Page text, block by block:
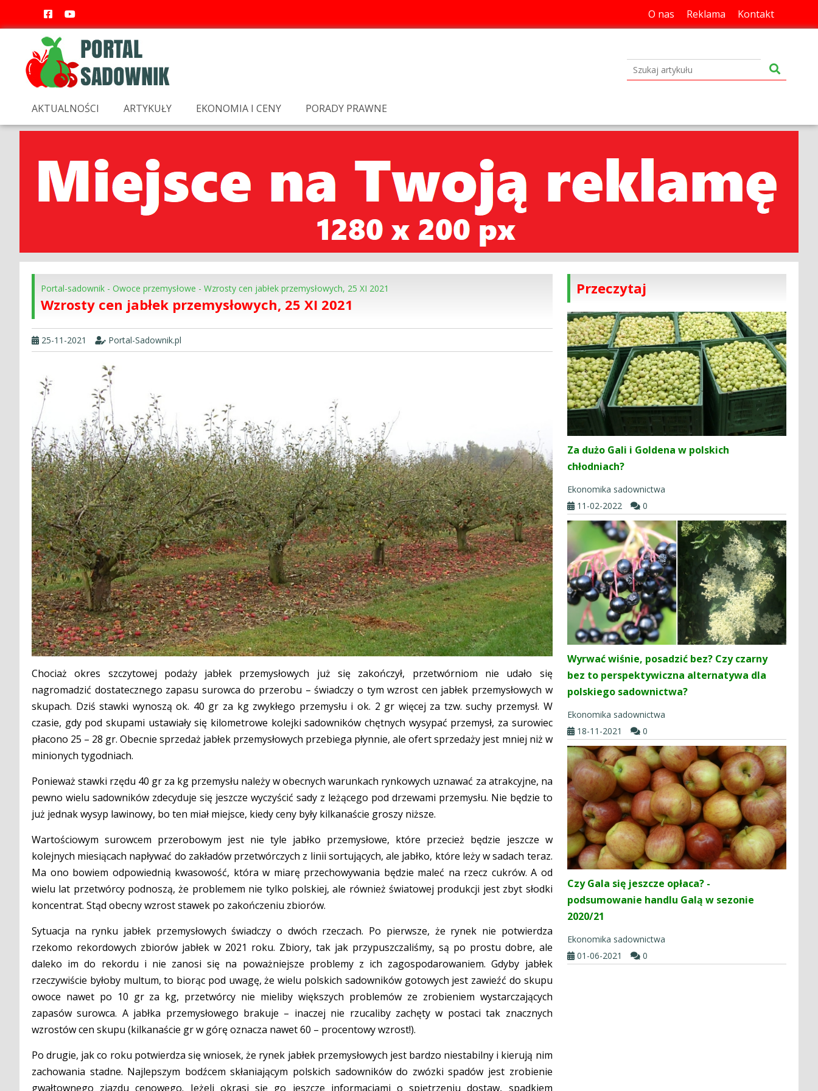
O nas Reklama Kontakt
AKTUALNOŚCI ARTYKUŁY EKONOMIA I CENY PORADY PRAWNE
Portal-sadownik - Owoce przemysłowe - Wzrosty cen jabłek przemysłowych, 25 XI 2021
Wzrosty cen jabłek przemysłowych, 25 XI 2021
25-11-2021 Portal-Sadownik.pl
Chociaż okres szczytowej podaży jabłek przemysłowych już się zakończył, przetwórniom nie udało się
nagromadzić dostatecznego zapasu surowca do przerobu – świadczy o tym wzrost cen jabłek przemysłowych w
skupach. Dziś stawki wynoszą ok. 40 gr za kg zwykłego przemysłu i ok. 2 gr więcej za tzw. suchy przemysł. W
czasie, gdy pod skupami ustawiały się kilometrowe kolejki sadowników chętnych wysypać przemysł, za surowiec
płacono 25 – 28 gr. Obecnie sprzedaż jabłek przemysłowych przebiega płynnie, ale ofert sprzedaży jest mniej niż w
minionych tygodniach.
Ponieważ stawki rzędu 40 gr za kg przemysłu należy w obecnych warunkach rynkowych uznawać za atrakcyjne, na
pewno wielu sadowników zdecyduje się jeszcze wyczyścić sady z leżącego pod drzewami przemysłu. Nie będzie to
już jednak wysyp lawinowy, bo ten miał miejsce, kiedy ceny były kilkanaście groszy niższe.
Wartościowym surowcem przerobowym jest nie tyle jabłko przemysłowe, które przecież będzie jeszcze w
kolejnych miesiącach napływać do zakładów przetwórczych z linii sortujących, ale jabłko, które leży w sadach teraz.
Ma ono bowiem odpowiednią kwasowość, która w miarę przechowywania będzie maleć na rzecz cukrów. A od
wielu lat przetwórcy podnoszą, że problemem nie tylko polskiej, ale również światowej produkcji jest zbyt słodki
koncentrat. Stąd obecny wzrost stawek po zakończeniu zbiorów.
Sytuacja na rynku jabłek przemysłowych świadczy o dwóch rzeczach. Po pierwsze, że rynek nie potwierdza
rzekomo rekordowych zbiorów jabłek w 2021 roku. Zbiory, tak jak przypuszczaliśmy, są po prostu dobre, ale
daleko im do rekordu i nie zanosi się na poważniejsze problemy z ich zagospodarowaniem. Gdyby jabłek
rzeczywiście byłoby multum, to biorąc pod uwagę, że wielu polskich sadowników gotowych jest zawieźć do skupu
owoce nawet po 10 gr za kg, przetwórcy nie mieliby większych problemów ze zrobieniem wystarczających
zapasów surowca. A jabłka przemysłowego brakuje – inaczej nie rzucaliby zachęty w postaci tak znacznych
wzrostów cen skupu (kilkanaście gr w górę oznacza nawet 60 – procentowy wzrost!).
Po drugie, jak co roku potwierdza się wniosek, że rynek jabłek przemysłowych jest bardzo niestabilny i kierują nim
zachowania stadne. Najlepszym bodźcem skłaniającym polskich sadowników do zwózki spadów jest zrobienie
gwałtownego zjazdu cenowego. Jeżeli okrasi się go jeszcze informacjami o spiętrzeniu dostaw, spadkiem
Przeczytaj
Za dużo Gali i Goldena w polskich
chłodniach?
Ekonomika sadownictwa
11-02-2022
0
Wyrwać wiśnie, posadzić bez? Czy czarny
bez to perspektywiczna alternatywa dla
polskiego sadownictwa?
Ekonomika sadownictwa
18-11-2021
0
Czy Gala się jeszcze opłaca? -
podsumowanie handlu Galą w sezonie
2020/21
Ekonomika sadownictwa
01-06-2021
0